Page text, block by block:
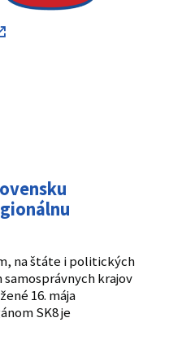
na štáte i politických
krajov
16. mája
SK8 je